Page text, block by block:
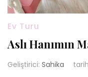
Ev Turu
Aslı Hanımın
Geliştirici: Sahika tarih